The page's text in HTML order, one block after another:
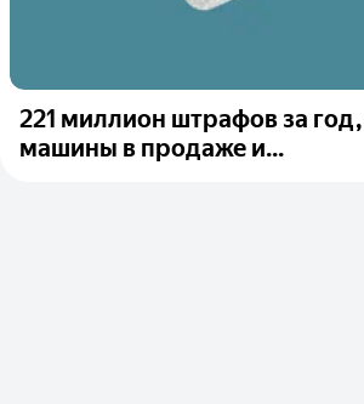
221 миллион штрафов за
машины в продаже и...